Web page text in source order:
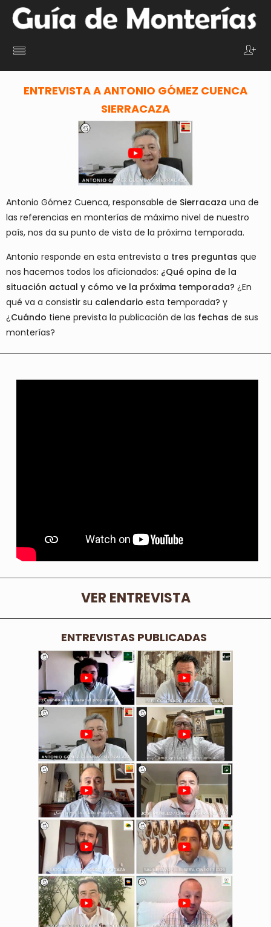
ENTREVISTA A ANTONIO GÓMEZ CUENCA
SIERRACAZA
Antonio Gómez Cuenca, responsable de Sierracaza una de
las referencias en monterías de máximo nivel de nuestro
país, nos da su punto de vista de la próxima temporada.
Antonio responde en esta entrevista a tres preguntas que
nos hacemos todos los aficionados: ¿Qué opina de la
situación actual y cómo ve la próxima temporada? ¿En
qué va a consistir su calendario esta temporada? y
¿Cuándo tiene prevista la publicación de las fechas de sus
monterías?
VER ENTREVISTA
ENTREVISTAS PUBLICADAS